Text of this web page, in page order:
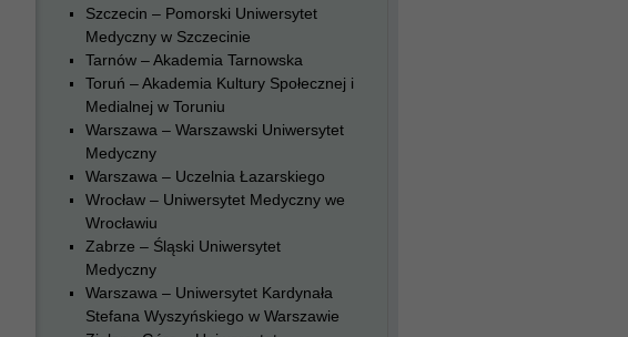
Szczecin – Pomorski Uniwersytet
Medyczny w Szczecinie
Tarnów – Akademia Tarnowska
Toruń – Akademia Kultury Społecznej i
Medialnej w Toruniu
Warszawa – Warszawski Uniwersytet
Medyczny
Warszawa – Uczelnia Łazarskiego
Wrocław – Uniwersytet Medyczny we
Wrocławiu
Zabrze – Śląski Uniwersytet
Medyczny
Warszawa – Uniwersytet Kardynała
Stefana Wyszyńskiego w Warszawie